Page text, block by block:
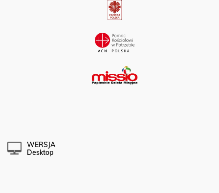
WERSJA
Desktop